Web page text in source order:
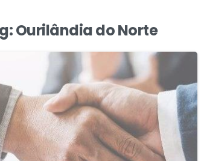
Ourilândia do Norte